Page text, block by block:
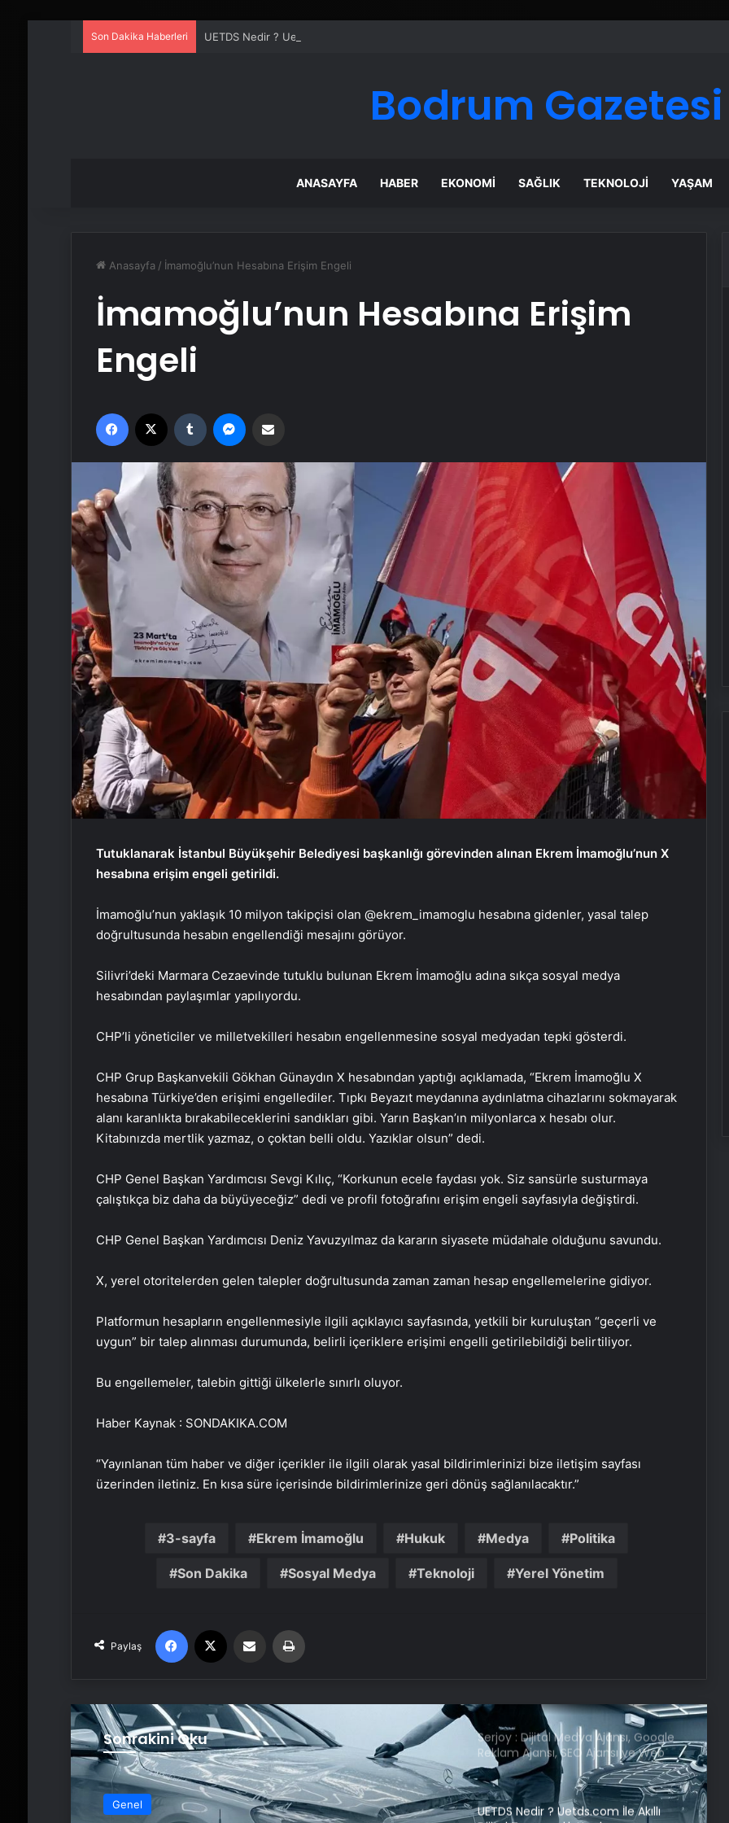
Son Dakika Haberleri UETDS Nedir ? Uetds.com İle Akıllı Dijital Taşımacılık Yazılımı
Bodrum Gazetesi
ANASAYFA HABER EKONOMI SAĞLIK TEKNOLOJI YAŞAM
Anasayfa / İmamoğlu’nun Hesabına Erişim Engeli
İmamoğlu’nun Hesabına Erişim
Engeli
Facebook Tumblr
Tutuklanarak İstanbul Büyükşehir Belediyesi başkanlığı görevinden alınan Ekrem İmamoğlu’nun X
hesabına erişim engeli getirildi.
İmamoğlu’nun yaklaşık 10 milyon takipçisi olan @ekrem_imamoglu hesabına gidenler, yasal talep
doğrultusunda hesabın engellendiği mesajını görüyor.
Silivri’deki Marmara Cezaevinde tutuklu bulunan Ekrem İmamoğlu adına sıkça sosyal medya
hesabından paylaşımlar yapılıyordu.
CHP’li yöneticiler ve milletvekilleri hesabın engellenmesine sosyal medyadan tepki gösterdi.
CHP Grup Başkanvekili Gökhan Günaydın X hesabından yaptığı açıklamada, “Ekrem İmamoğlu X
hesabına Türkiye’den erişimi engellediler. Tıpkı Beyazıt meydanına aydınlatma cihazlarını sokmayarak
alanı karanlıkta bırakabileceklerini sandıkları gibi. Yarın Başkan’ın milyonlarca x hesabı olur.
Kitabınızda mertlik yazmaz, o çoktan belli oldu. Yazıklar olsun” dedi.
CHP Genel Başkan Yardımcısı Sevgi Kılıç, “Korkunun ecele faydası yok. Siz sansürle susturmaya
çalıştıkça biz daha da büyüyeceğiz” dedi ve profil fotoğrafını erişim engeli sayfasıyla değiştirdi.
CHP Genel Başkan Yardımcısı Deniz Yavuzyılmaz da kararın siyasete müdahale olduğunu savundu.
X, yerel otoritelerden gelen talepler doğrultusunda zaman zaman hesap engellemelerine gidiyor.
Platformun hesapların engellenmesiyle ilgili açıklayıcı sayfasında, yetkili bir kuruluştan “geçerli ve
uygun” bir talep alınması durumunda, belirli içeriklere erişimi engelli getirilebildiği belirtiliyor.
Bu engellemeler, talebin gittiği ülkelerle sınırlı oluyor.
Haber Kaynak : SONDAKIKA.COM
“Yayınlanan tüm haber ve diğer içerikler ile ilgili olarak yasal bildirimlerinizi bize iletişim sayfası
üzerinden iletiniz. En kısa süre içerisinde bildirimlerinize geri dönüş sağlanılacaktır.”
3-sayfa Ekrem İmamoğlu Hukuk Medya Politika
Son Dakika Sosyal Medya Teknoloji Yerel Yönetim
Paylaş
Facebook Email'den paylaş
Sonrakini Oku
Genel
ve Türk dış politikasına övgü
reklam panosunu kadının üzerine
düştü
UETDS Nedir ? Uetds.com İle Akıllı
Dijital Taşımacılık Yazılımı
Vira Assistance’tan Türkiye